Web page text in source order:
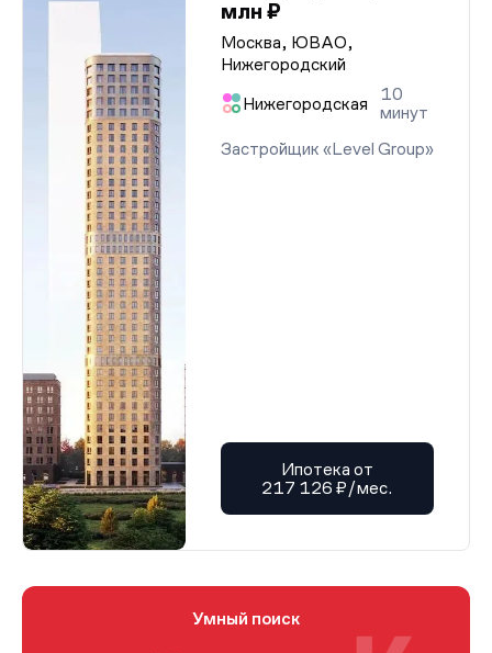
млн ₽
Москва, ЮВАО,
Нижегородский
Нижегородская
10
минут
Застройщик «Level Group»
Ипотека от
217 126 ₽/мес.
Умный поиск